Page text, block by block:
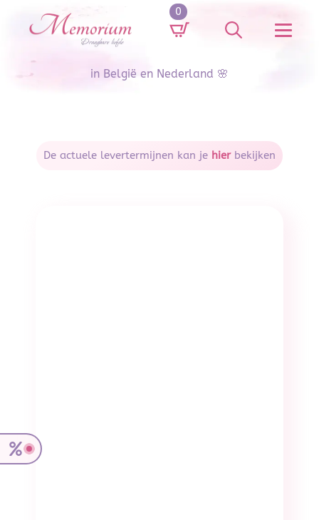
0
for:
in België en Nederland 🌸
De actuele levertermijnen kan je hier bekijken